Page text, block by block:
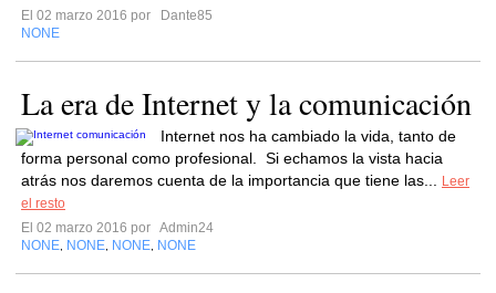
El 02 marzo 2016 por
Dante85
NONE
La era de Internet y la comunicación
Internet nos ha cambiado la vida, tanto de
forma personal como profesional. Si echamos la vista hacia
atrás nos daremos cuenta de la importancia que tiene las...
Leer
el resto
El 02 marzo 2016 por Admin24
NONE NONE NONE NONE